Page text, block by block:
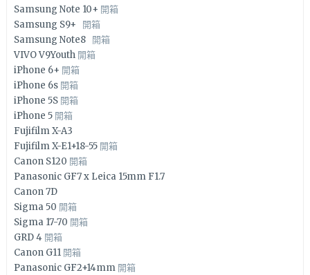
Samsung Note 10+ 開箱
Samsung S9+ 開箱
Samsung Note8 開箱
VIVO V9Youth 開箱
iPhone 6+ 開箱
iPhone 6s 開箱
iPhone 5S 開箱
iPhone 5 開箱
Fujifilm X-A3
Fujifilm X-E1+18-55 開箱
Canon S120 開箱
Panasonic GF7 x Leica 15mm F1.7
Canon 7D
Sigma 50 開箱
Sigma 17-70 開箱
GRD 4 開箱
Canon G11 開箱
Panasonic GF2+14mm 開箱